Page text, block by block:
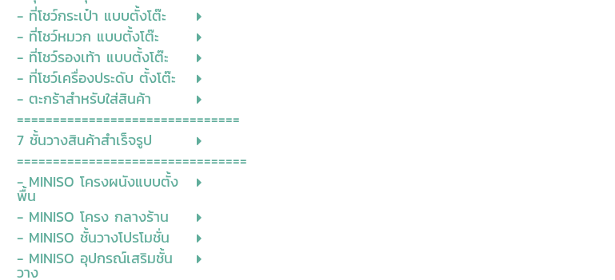
- ที่โชว์กระเป๋า แบบตั้งโต๊ะ
- ที่โชว์หมวก แบบตั้งโต๊ะ
- ที่โชว์รองเท้า แบบตั้งโต๊ะ
- ที่โชว์เครื่องประดับ ตั้งโต๊ะ
- ตะกร้าสำหรับใส่สินค้า
===============================
7 ชั้นวางสินค้าสำเร็จรูป
================================
- MINISO โครงผนังแบบตั้ง
พื้น
- MINISO โครง กลางร้าน
- MINISO ชั้นวางโปรโมชั่น
- MINISO อุปกรณ์เสริมชั้น
วาง